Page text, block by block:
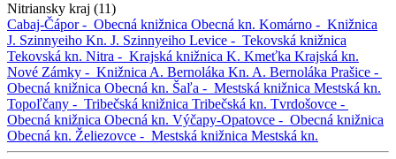
Nitriansky kraj (11)
Cabaj-Čápor - Obecná knižnica Obecná kn. Komárno - Knižnica
J. Szinnyeiho Kn. J. Szinnyeiho Levice - Tekovská knižnica
Tekovská kn. Nitra - Krajská knižnica K. Kmeťka Krajská kn.
Nové Zámky - Knižnica A. Bernoláka Kn. A. Bernoláka Prašice -
Obecná knižnica Obecná kn. Šaľa - Mestská knižnica Mestská kn.
Topoľčany - Tribečská knižnica Tribečská kn. Tvrdošovce -
Obecná knižnica Obecná kn. Výčapy-Opatovce - Obecná knižnica
Obecná kn. Želiezovce - Mestská knižnica Mestská kn.